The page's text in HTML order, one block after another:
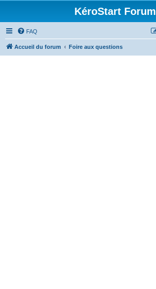
KéroStart Forum
FAQ
Accueil du forum Foire aux questions